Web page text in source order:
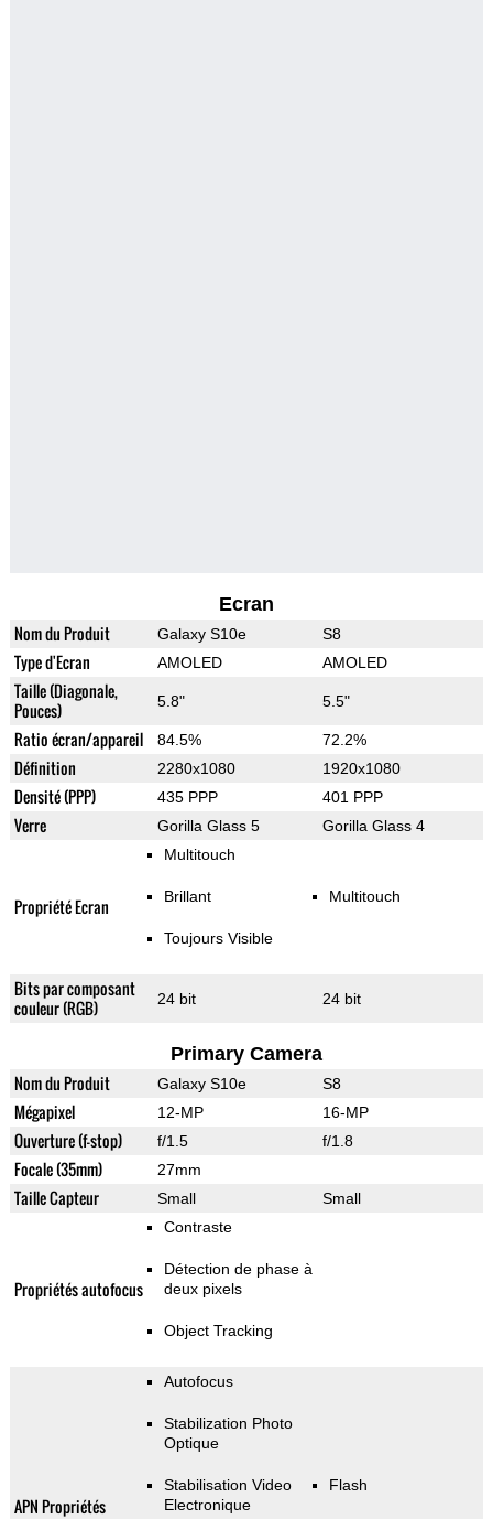
Ecran
Nom du Produit Galaxy S10e S8
Type d'Ecran AMOLED AMOLED
Taille (Diagonale,
Pouces)
5.8" 5.5"
Ratio écran/appareil 84.5% 72.2%
Définition 2280x1080 1920x1080
Densité (PPP) 435 PPP 401 PPP
Verre Gorilla Glass 5 Gorilla Glass 4
Propriété Ecran
Multitouch
Brillant
Toujours Visible
Multitouch
Bits par composant
couleur (RGB)
24 bit 24 bit
Primary Camera
Nom du Produit Galaxy S10e S8
Mégapixel 12-MP 16-MP
Ouverture (f-stop) f/1.5 f/1.8
Focale (35mm) 27mm
Taille Capteur Small Small
Propriétés autofocus
Contraste
Détection de phase à
deux pixels
Object Tracking
APN Propriétés
Autofocus
Stabilization Photo
Optique
Stabilisation Video
Electronique
Flash